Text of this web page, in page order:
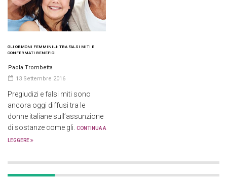
GLI ORMONI FEMMINILI: TRA FALSI MITI E
CONFERMATI BENEFICI
Paola Trombetta
13 Settembre 2016
Pregiudizi e falsi miti sono
ancora oggi diffusi tra le
donne italiane sull’assunzione
di sostanze come gli.
CONTINUA A
LEGGERE